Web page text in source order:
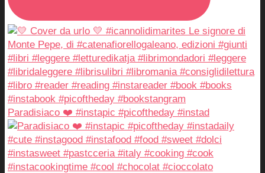
Paradisiaco ❤️ #instapic #picoftheday #instad